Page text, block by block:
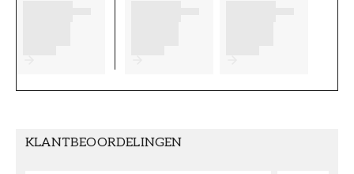
KLANTBEOORDELINGEN